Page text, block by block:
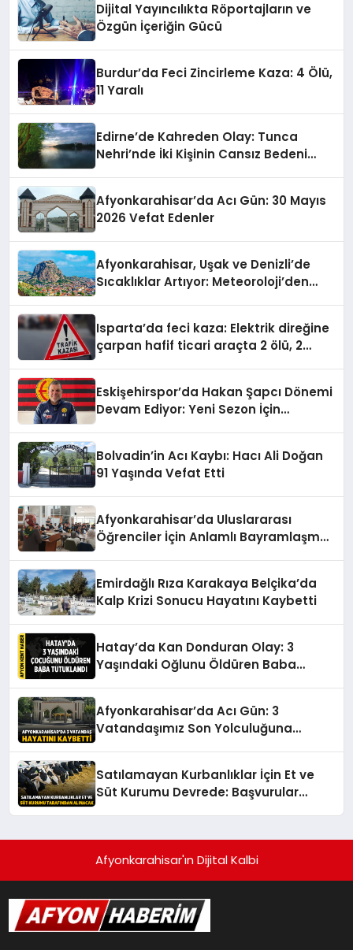
Dijital Yayıncılıkta Röportajların ve
Özgün İçeriğin Gücü
Burdur’da Feci Zincirleme Kaza: 4 Ölü,
11 Yaralı
Edirne’de Kahreden Olay: Tunca
Nehri’nde İki Kişinin Cansız Bedeni
Afyonkarahisar’da Acı Gün: 30 Mayıs
2026 Vefat Edenler
Afyonkarahisar, Uşak ve Denizli’de
Sıcaklıklar Artıyor: Meteoroloji’den
Isparta’da feci kaza: Elektrik direğine
çarpan hafif ticari araçta 2 ölü, 2
Eskişehirspor’da Hakan Şapcı Dönemi
Devam Ediyor: Yeni Sezon İçin
Bolvadin’in Acı Kaybı: Hacı Ali Doğan
91 Yaşında Vefat Etti
Afyonkarahisar’da Uluslararası
Öğrenciler İçin Anlamlı Bayramlaşma
Emirdağlı Rıza Karakaya Belçika’da
Kalp Krizi Sonucu Hayatını Kaybetti
Hatay’da Kan Donduran Olay: 3
Yaşındaki Oğlunu Öldüren Baba
Afyonkarahisar’da Acı Gün: 3
Vatandaşımız Son Yolculuğuna
Satılamayan Kurbanlıklar İçin Et ve
Süt Kurumu Devrede: Başvurular
Afyonkarahisar'ın Dijital Kalbi